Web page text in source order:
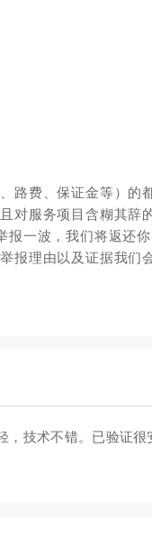
路费、保证金等）的
对服务项目含糊其辞
报一波，我们将返还
理由以及证据我们
技术不错。已验证